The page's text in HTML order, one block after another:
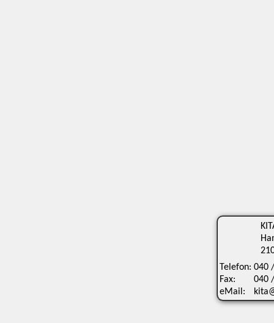
Telefon:
Fax:
eMail:
040
040